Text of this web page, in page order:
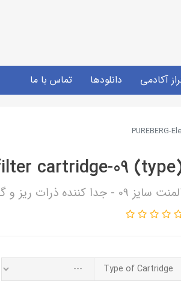
آکادمی دانلودها تماس با ما
PUREBERG-
cartridge-09
سایز 09 - جدا کننده ذرات ریز و گرد و غبار - برگ آلمان
Type of Cartridge